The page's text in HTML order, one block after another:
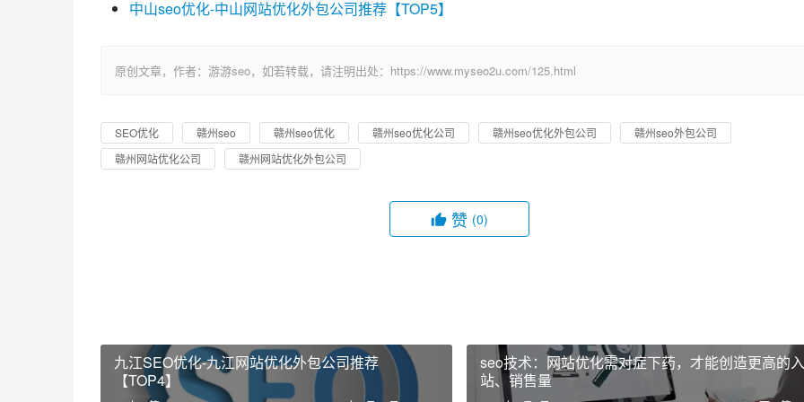
中山seo优化-中山网站优化外包公司推荐【TOP5】
原创文章，作者：游游seo，如若转载，请注明出处：https://www.myseo2u.com/125.html
SEO优化 赣州seo 赣州seo优化 赣州seo优化公司 赣州seo优化外包公司
赣州seo外包公司
赣州网站优化公司
赣州网站优化外包公司
赞 (0)
九江SEO优化-九江网站优化外包公司推荐
【TOP4】
seo技术：网站优化需对症下药，才能创造更高的入
站、销售量